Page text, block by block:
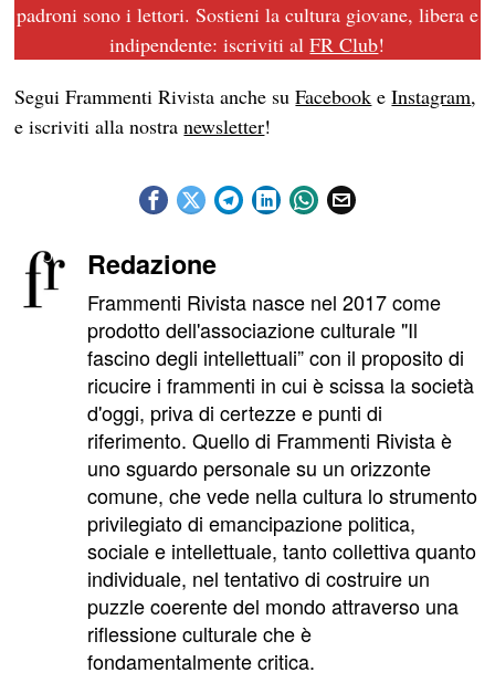
padroni sono i lettori. Sostieni la cultura giovane, libera e
indipendente: iscriviti alFR Club!
Segui Frammenti Rivista anche suFacebook eInstagram,
e iscriviti alla nostranewsletter!
Redazione
Frammenti Rivista nasce nel 2017 come
prodotto dell'associazione culturale "Il
fascino degli intellettuali” con il proposito di
ricucire i frammenti in cui è scissa la società
d'oggi, priva di certezze e punti di
riferimento. Quello di Frammenti Rivista è
uno sguardo personale su un orizzonte
comune, che vede nella cultura lo strumento
privilegiato di emancipazione politica,
sociale e intellettuale, tanto collettiva quanto
individuale, nel tentativo di costruire un
puzzle coerente del mondo attraverso una
riflessione culturale che è
fondamentalmente critica.